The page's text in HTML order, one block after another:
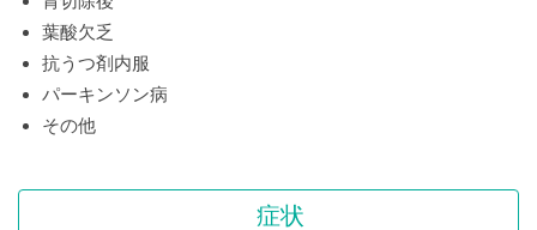
葉酸欠乏
抗うつ剤内服
パーキンソン病
その他
症状